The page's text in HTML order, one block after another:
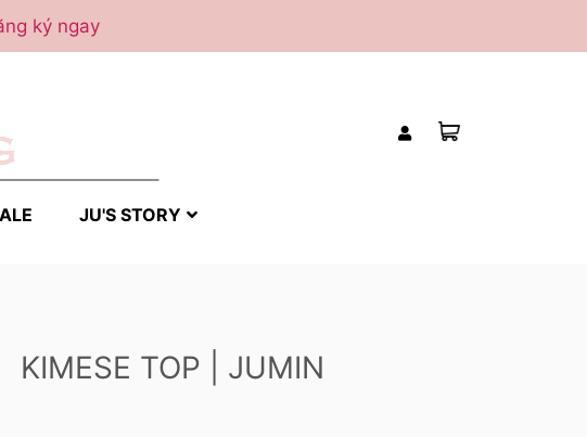
ký ngay
JU'S STORY
KIMESE TOP | JUMIN